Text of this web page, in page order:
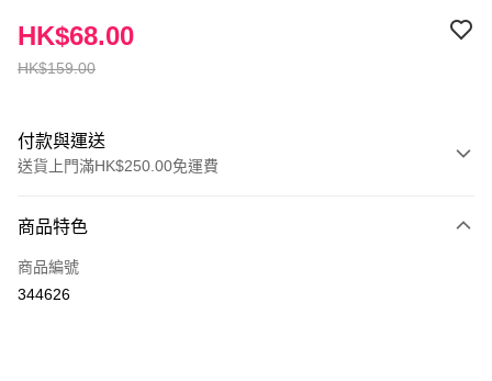
HK$159.00
HK$68.00
付款與運送
送貨上門滿HK$250.00免運費
信用卡
Apple Pay
商品特色
商品編號
344626